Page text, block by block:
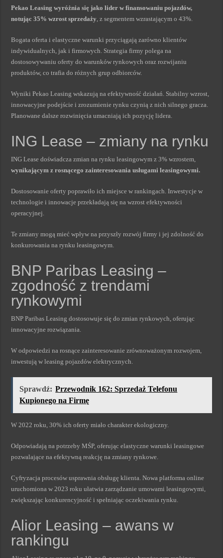
Pekao Leasing wyróżnia się jako lider w finansowaniu pojazdów,
notując 35% wzrost sprzedaży, z segmentem wzrastającym o 43%.
Bogata oferta i elastyczne warunki przyciągają zarówno klientów
indywidualnych, jak i firmowych. Strategia firmy polega na
dostosowywaniu oferty do warunków rynkowych oraz rozwijaniu
produktów, co trafia do różnych grup odbiorców.
Wyniki Pekao Leasing wskazują na efektywność działań. Stabilny wzrost,
innowacyjne podejście i zrozumienie rynku czynią z nich silnego gracza.
Planowane dalsze rozwinięcia umacniają ich pozycję lidera.
ING Lease – zmiany na rynku
ING Lease doświadcza zmian na rynku leasingowym z 3% wzrostem,
wynikającym z rosnącego zainteresowania usługami leasingowymi.
Dostosowanie oferty poprawiło ich miejsce w rankingach. Inwestycje w
technologie i innowacje przekładają się na wzrost efektywności
operacyjnej.
Te zmiany mogą mieć wpływ na przyszły rozwój firmy i jej zdolność do
konkurowania na rynku leasingowym.
BNP Paribas Leasing –
zgodność z trendami
rynkowymi
BNP Paribas Leasing dostosowuje się do zmian rynkowych, oferując
innowacyjne rozwiązania.
W odpowiedzi na rosnące zainteresowanie zrównoważonym rozwojem,
inwestują w leasing pojazdów elektrycznych.
Sprawdź: Przewodnik 162: Sprzedaż Telefonu
Kupionego na Firmę
W 2022 roku, 30% ich oferty miało charakter ekologiczny.
Odpowiadają na potrzeby MŚP, oferując elastyczne warunki leasingowe
pozwalające na efektywną reakcję na zmiany rynkowe.
Cyfryzacja procesów usprawnia obsługę klienta. Nowa platforma online
uruchomiona w 2023 roku ułatwia zarządzanie umowami leasingowymi,
zwiększając konkurencyjność i spełniając oczekiwania rynku.
Alior Leasing – awans w
rankingu